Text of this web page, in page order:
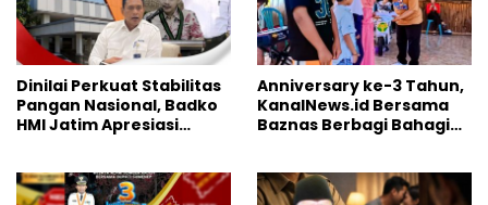
Dinilai Perkuat Stabilitas
Pangan Nasional, Badko
HMI Jatim Apresiasi
Anniversary ke-3 Tahun,
KanalNews.id Bersama
Baznas Berbagi Bahagia